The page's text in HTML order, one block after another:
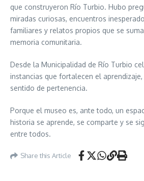
que construyeron Río Turbio. Hubo
miradas curiosas, encuentros
familiares y relatos propios que se
memoria comunitaria.
Desde la Municipalidad de Río Turbio
instancias que fortalecen el
sentido de pertenencia.
Porque el museo es, ante todo, un
historia se aprende, se comparte y se
entre todos.
Share this Article